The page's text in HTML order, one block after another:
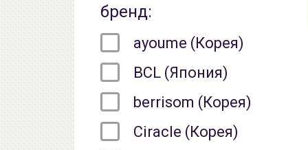
бренд:
ayoume (Корея)
BCL (Япония)
berrisom (Корея)
Ciracle (Корея)